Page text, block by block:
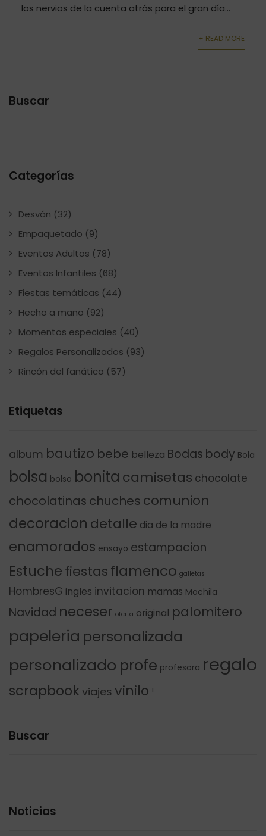
los nervios de la cuenta atrás para el gran día...
+ READ MORE
Buscar
Categorías
Desván (32)
Empaquetado (9)
Eventos Adultos (78)
Eventos Infantiles (68)
Fiestas temáticas (44)
Hecho a mano (92)
Momentos especiales (40)
Regalos Personalizados (93)
Rincón del fanático (57)
Etiquetas
album bautizo bebe belleza Bodas body Bola
bolsa bolso bonita camisetas chocolate
chocolatinas chuches comunion
decoracion detalle dia de la madre
enamorados ensayo estampacion
Estuchefiestasflamenco galletas
HombresG ingles invitacion mamas Mochila
Navidad neceser oferta original palomitero
papeleria personalizada
personalizado profe profesora regalo
scrapbook viajes vinilo ¹
Buscar
Noticias